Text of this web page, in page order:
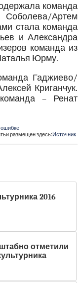
команда
Артем
стала команда
и Александра
команда из
Юрму.
Гаджиево/
Криганчук.
– Ренат
размещен здесь:Источник
2016
отметили